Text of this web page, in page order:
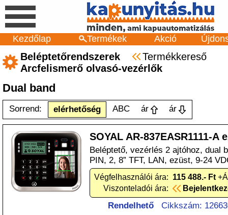
Kezdőlap Termékek Akció
Beléptetőrendszerek
Termékkereső
Arcfelismerő olvasó-vezérlők
Dual band
Sorrend: elérhetőség ABC ár ár
SOYAL AR-837EASR1111-A
Beléptető, vezérlés 2 ajtóhoz, dual
PIN, 2, 8” TFT, LAN, ezüst, 9-24
Végfelhasználói ára: 115 488.- Ft
Viszonteladói ára:
Rendelhető
Cikkszám: